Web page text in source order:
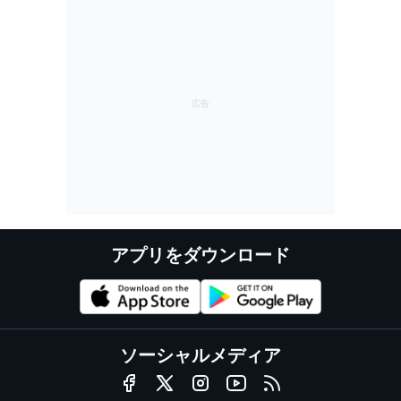
アプリをダウンロード
ソーシャルメディア